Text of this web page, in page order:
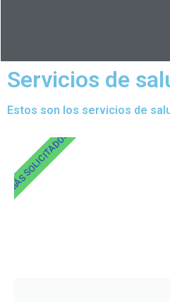
Servicios de
Estos son los servicios de
MÁS SOLICITADOS